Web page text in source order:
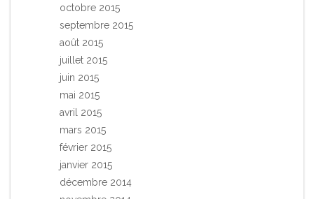
octobre 2015
septembre 2015
août 2015
juillet 2015
juin 2015
mai 2015
avril 2015
mars 2015
février 2015
janvier 2015
décembre 2014